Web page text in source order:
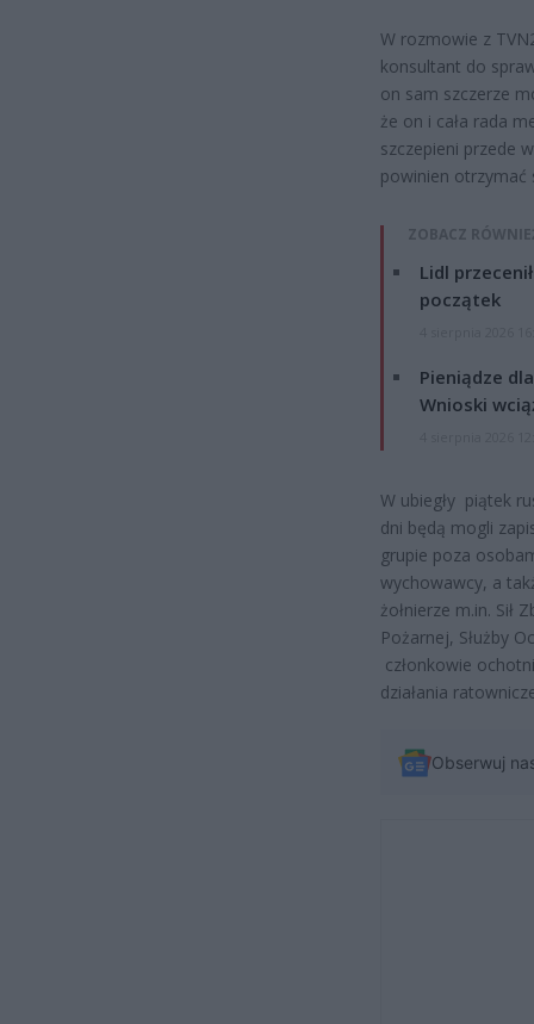
W rozmowie z
konsultant do
on sam szczerze
że on i cała rada
szczepieni przede
powinien otrzymać
ZOBACZ
Lidl
początek
Pieniądze
Wnioski
W ubiegły piątek
dni będą mogli
grupie poza
wychowawcy, a
żołnierze m.in. Sił
Pożarnej, Służby
członkowie
działania
Obserwuj